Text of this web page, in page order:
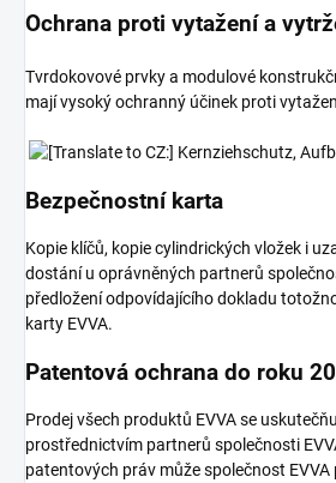
Ochrana proti vytažení a
Tvrdokovové prvky a modulové
mají vysoký ochranný účinek proti
Bezpečnostní karta
Kopie klíčů, kopie cylindrických vložek i
dostání u oprávněných partnerů
předložení odpovídajícího dokladu
karty EVVA.
Patentová ochrana do roku
Prodej všech produktů EVVA se
prostřednictvím partnerů společnosti
patentových práv může společnost